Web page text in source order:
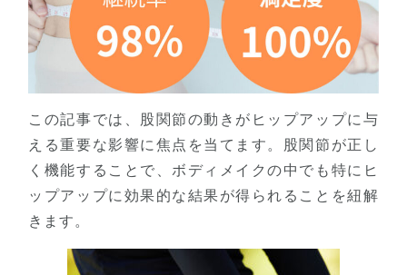
この記事では、股関節の動きがヒップアップに与
える重要な影響に焦点を当てます。股関節が正し
く機能することで、ボディメイクの中でも特にヒ
ップアップに効果的な結果が得られることを紐解
きます。